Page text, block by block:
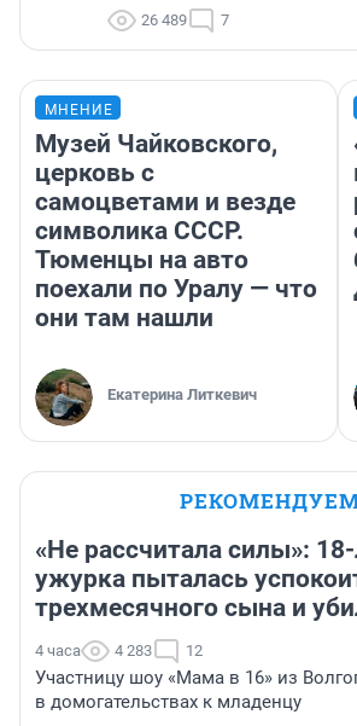
26 489 7
МНЕНИЕ
Музей Чайковского,
церковь с
самоцветами и везде
символика СССР.
Тюменцы на авто
поехали по Уралу — что
они там нашли
Екатерина Литкевич
«Не рассчитала силы»:
ужурка пыталась
трехмесячного сына и
4 часа 4 283 12
Участницу шоу «Мама в 16» из
в домогательствах к младенцу